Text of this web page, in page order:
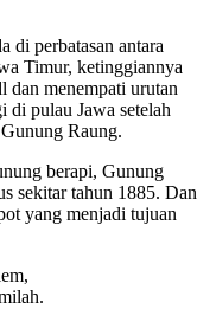
di perbatasan antara
Timur, ketinggiannya
dan menempati urutan
di pulau Jawa setelah
Raung.
berapi, Gunung
sekitar tahun 1885. Dan
yang menjadi tujuan